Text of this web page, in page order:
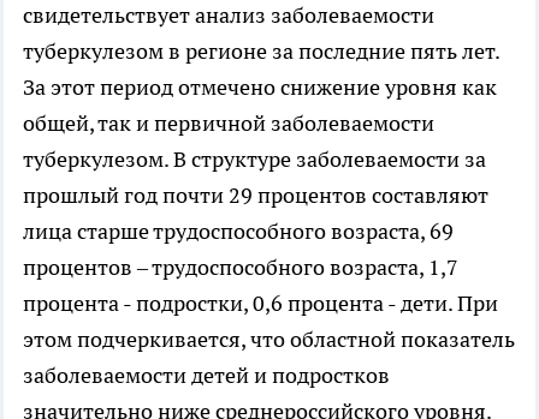
свидетельствует анализ заболеваемости
туберкулезом в регионе за последние пять лет.
За этот период отмечено снижение уровня как
общей, так и первичной заболеваемости
туберкулезом. В структуре заболеваемости за
прошлый год почти 29 процентов составляют
лица старше трудоспособного возраста, 69
процентов – трудоспособного возраста, 1,7
процента - подростки, 0,6 процента - дети. При
этом подчеркивается, что областной показатель
заболеваемости детей и подростков
значительно ниже среднероссийского уровня.